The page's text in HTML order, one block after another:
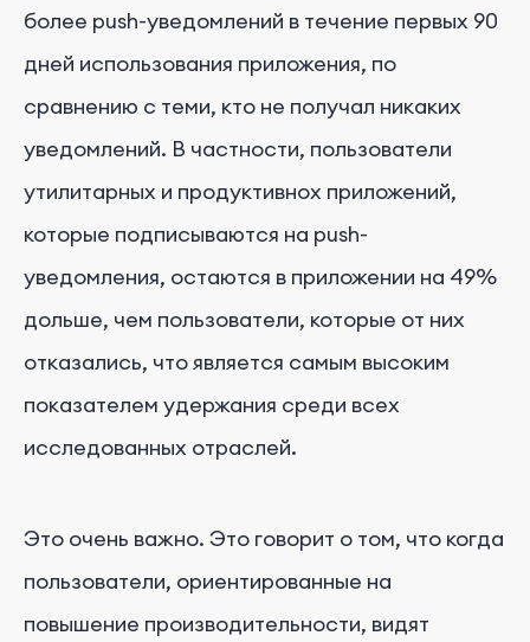
более push-уведомлений в течение первых 90
дней использования приложения, по
сравнению с теми, кто не получал никаких
уведомлений. В частности, пользователи
утилитарных и продуктивнох приложений,
которые подписываются на push-
уведомления, остаются в приложении на 49%
дольше, чем пользователи, которые от них
отказались, что является самым высоким
показателем удержания среди всех
исследованных отраслей.
Это очень важно. Это говорит о том, что когда
пользователи, ориентированные на
повышение производительности, видят